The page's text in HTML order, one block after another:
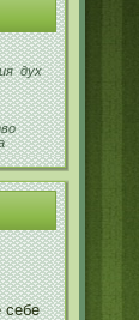
дух
себе